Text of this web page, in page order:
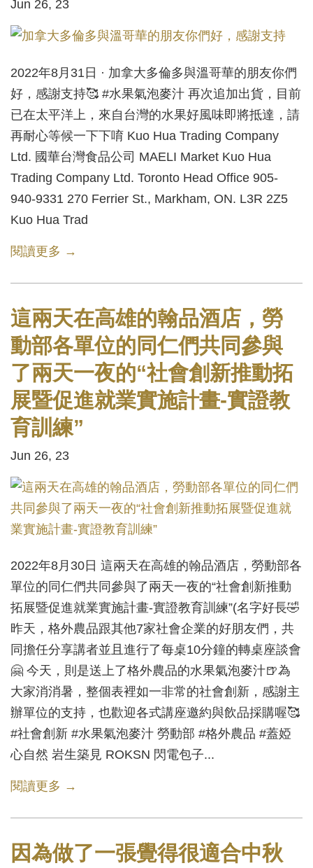
Jun 26, 23
2022年8月31日 · 加拿大多倫多與溫哥華的朋友你們
好，感謝支持🥰 #水果氣泡麥汁 再次追加出貨，目前
已在太平洋上，來自台灣的水果好風味即將抵達，請
再耐心等候一下下唷 Kuo Hua Trading Company
Ltd. 國華台灣食品公司 MAELI Market Kuo Hua
Trading Company Ltd. Toronto Head Office 905-
940-9331 270 Ferrier St., Markham, ON. L3R 2Z5
Kuo Hua Trad
閱讀更多 →
這兩天在高雄的翰品酒店，勞
動部各單位的同仁們共同參與
了兩天一夜的“社會創新推動拓
展暨促進就業實施計畫-實證教
育訓練”
Jun 26, 23
2022年8月30日 這兩天在高雄的翰品酒店，勞動部各
單位的同仁們共同參與了兩天一夜的“社會創新推動
拓展暨促進就業實施計畫-實證教育訓練”(名字好長🤣
昨天，格外農品跟其他7家社會企業的好朋友們，共
同擔任分享講者並且進行了每桌10分鐘的轉桌座談會
🤗 今天，則是送上了格外農品的水果氣泡麥汁🍺為
大家消消暑，整個表裡如一非常的社會創新，感謝主
辦單位的支持，也歡迎各式講座邀約與飲品採購喔🥰
#社會創新 #水果氣泡麥汁 勞動部 #格外農品 #蓋婭
心自然 岩生築見 ROKSN 閃電包子...
閱讀更多 →
因為做了一張覺得很適合中秋